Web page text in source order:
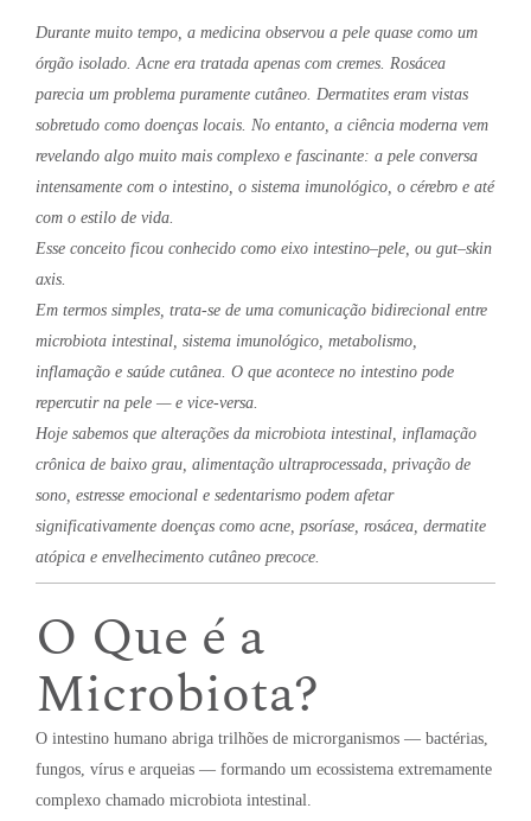
Durante muito tempo, a medicina observou a pele quase como um
órgão isolado. Acne era tratada apenas com cremes. Rosácea
parecia um problema puramente cutâneo. Dermatites eram vistas
sobretudo como doenças locais. No entanto, a ciência moderna vem
revelando algo muito mais complexo e fascinante: a pele conversa
intensamente com o intestino, o sistema imunológico, o cérebro e até
com o estilo de vida.
Esse conceito ficou conhecido como eixo intestino–pele, ou gut–skin
axis.
Em termos simples, trata-se de uma comunicação bidirecional entre
microbiota intestinal, sistema imunológico, metabolismo,
inflamação e saúde cutânea. O que acontece no intestino pode
repercutir na pele — e vice-versa.
Hoje sabemos que alterações da microbiota intestinal, inflamação
crônica de baixo grau, alimentação ultraprocessada, privação de
sono, estresse emocional e sedentarismo podem afetar
significativamente doenças como acne, psoríase, rosácea, dermatite
atópica e envelhecimento cutâneo precoce.
O Que é a
Microbiota?
O intestino humano abriga trilhões de microrganismos — bactérias,
fungos, vírus e arqueias — formando um ecossistema extremamente
complexo chamado microbiota intestinal.